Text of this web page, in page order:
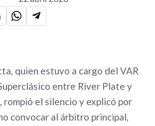
quien estuvo a cargo del VAR
entre River Plate y
rompió el silencio y explicó por
convocar al árbitro principal,